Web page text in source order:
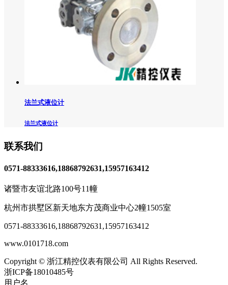
法兰式液位计
法兰式液位计
联系我们
0571-88333616,18868792631,15957163412
诸暨市友谊北路100号11幢
杭州市拱墅区新天地东方茂商业中心2幢1505室
0571-88333616,18868792631,15957163412
www.0101718.com
Copyright © 浙江精控仪表有限公司 All Rights Reserved.
浙ICP备18010485号
用户名